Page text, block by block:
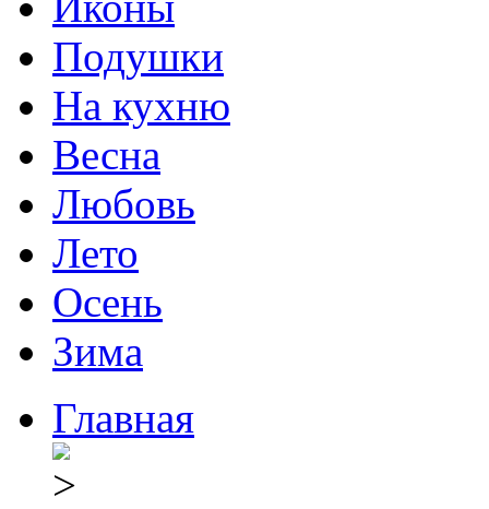
Подушки
На кухню
Весна
Любовь
Лето
Осень
Зима
Главная